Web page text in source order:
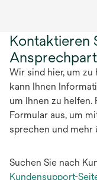
Kontaktieren
Wir sind hier, um zu
kann Ihnen
um Ihnen zu helfen.
Formular aus, um
sprechen und mehr
Suchen Sie nach
Kundensupport-